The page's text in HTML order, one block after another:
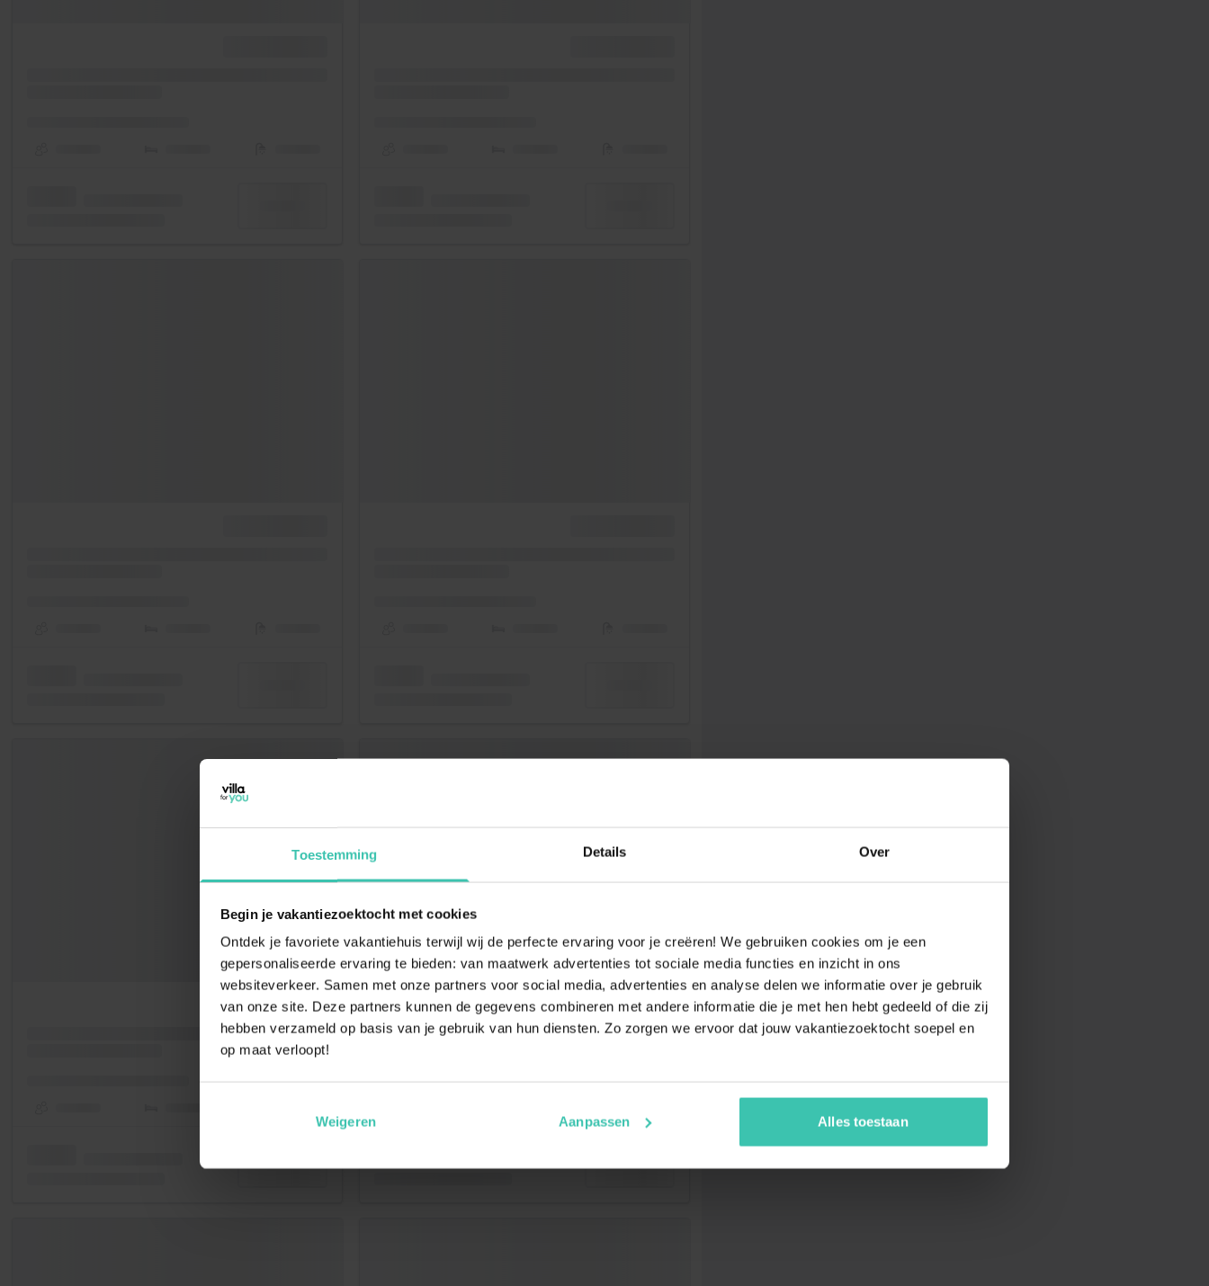
Toestemming Details Over
Begin je vakantiezoektocht met cookies
Ontdek je favoriete vakantiehuis terwijl wij de perfecte ervaring voor je creëren! We gebruiken cookies om je een
gepersonaliseerde ervaring te bieden: van maatwerk advertenties tot sociale media functies en inzicht in ons
websiteverkeer. Samen met onze partners voor social media, advertenties en analyse delen we informatie over je gebruik
van onze site. Deze partners kunnen de gegevens combineren met andere informatie die je met hen hebt gedeeld of die zij
hebben verzameld op basis van je gebruik van hun diensten. Zo zorgen we ervoor dat jouw vakantiezoektocht soepel en
op maat verloopt!
Weigeren Aanpassen Alles toestaan